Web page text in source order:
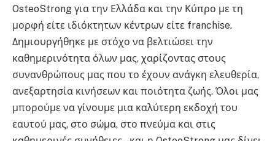
OsteoStrong για την Ελλάδα και την Κύπρο με τη
μορφή είτε ιδιόκτητων κέντρων είτε franchise.
Δημιουργήθηκε με στόχο να βελτιώσει την
καθημερινότητα όλων μας, χαρίζοντας στους
συνανθρώπους μας που το έχουν ανάγκη ελευθερία,
ανεξαρτησία κινήσεων και ποιότητα ζωής. Όλοι μας
μπορούμε να γίνουμε μια καλύτερη εκδοχή του
εαυτού μας, στο σώμα, στο πνεύμα και στις